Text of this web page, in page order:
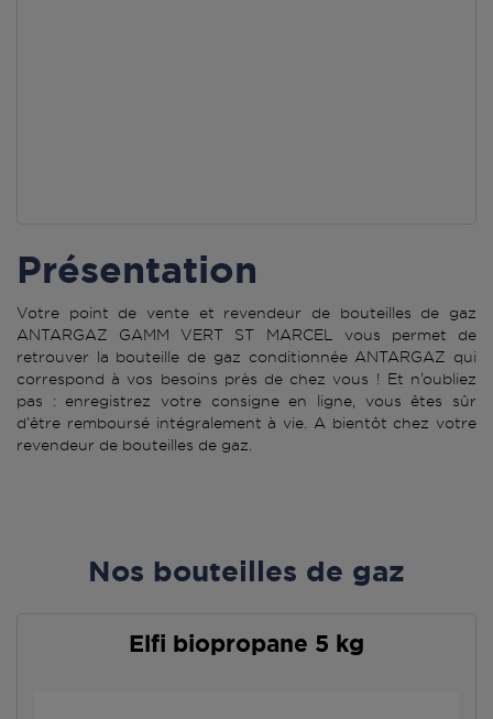
Présentation
Votre point de vente et revendeur de bouteilles de gaz
ANTARGAZ GAMM VERT ST MARCEL vous permet de
retrouver la bouteille de gaz conditionnée ANTARGAZ qui
correspond à vos besoins près de chez vous ! Et n’oubliez
pas : enregistrez votre consigne en ligne, vous êtes sûr
d’être remboursé intégralement à vie. A bientôt chez votre
revendeur de bouteilles de gaz.
Nos bouteilles de gaz
Elfi biopropane 5 kg